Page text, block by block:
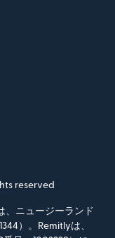
す）
開きます）
ウで開きます）
reserved
、ニュージーランド
）。Remitlyは、